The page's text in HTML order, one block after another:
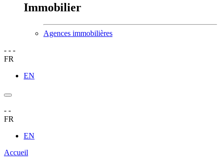
Immobilier
Agences immobilières
- - -
FR
EN
- -
FR
EN
Accueil